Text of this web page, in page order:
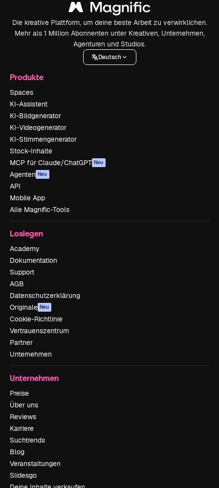
Die kreative Plattform, um deine beste Arbeit zu verwirklichen.
Mehr als 1 Million Abonnenten unter Kreativen, Unternehmen,
Agenturen und Studios.
Deutsch
Produkte
Spaces
KI-Assistent
KI-Bildgenerator
KI-Videogenerator
KI-Stimmengenerator
Stock-Inhalte
MCP für Claude/ChatGPT Neu
Agenten Neu
API
Mobile App
Alle Magnific-Tools
Loslegen
Academy
Dokumentation
Support
AGB
Datenschutzerklärung
Originale Neu
Cookie-Richtlinie
Vertrauenszentrum
Partner
Unternehmen
Unternehmen
Preise
Über uns
Reviews
Karriere
Suchtrends
Blog
Veranstaltungen
Slidesgo